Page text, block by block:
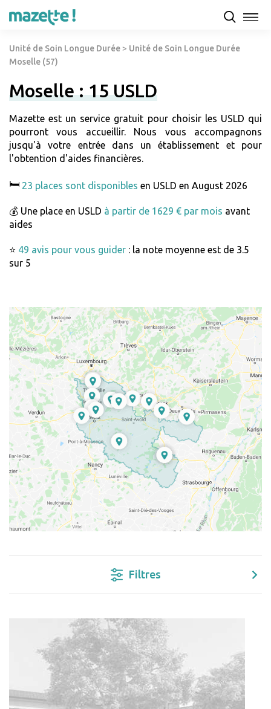
Unité de Soin Longue Durée > Unité de Soin Longue Durée
Moselle (57)
Moselle : 15 USLD
Mazette est un service gratuit pour choisir les USLD qui
pourront vous accueillir. Nous vous accompagnons
jusqu'à votre entrée dans un établissement et pour
l'obtention d'aides financières.
🛏️ 23 places sont disponibles en USLD en August 2026
💰 Une place en USLD à partir de 1629 € par mois avant
aides
⭐ 49 avis pour vous guider : la note moyenne est de 3.5
sur 5
Filtres